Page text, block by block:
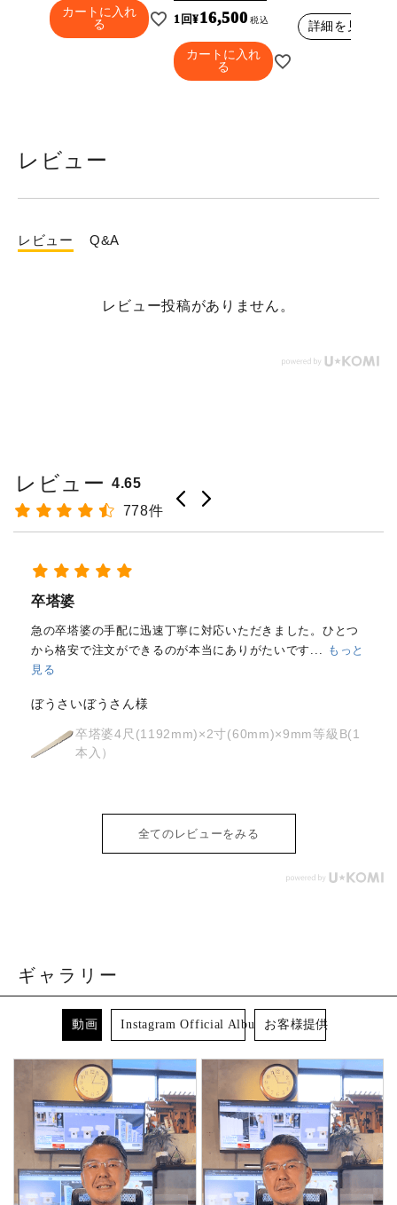
カートに入れ
る
¥16,500 税込
カートに入れ
る
詳細を見る
レビュー
レビュー Q&A
レビュー投稿がありません。
レビュー 4.65
778件
経木塔婆・水塔婆五輪型１尺
(303mm)×62mm×0.4mm(200...
もっと見る
はじめて注文しました。メールと電話で内容照会しました
が、どちらも丁寧に対応していただきました。製品の
osyoh様
経木塔婆・水塔婆五輪型１尺
全てのレビューをみる
ギャラリー
動画 Instagram Official Albumお客様提供